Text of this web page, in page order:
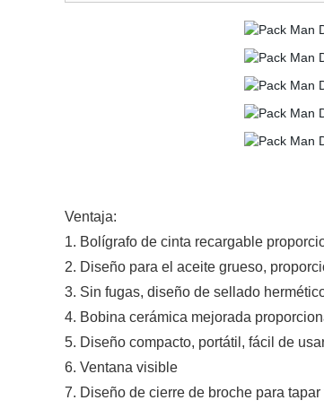
Ventaja:
1. Bolígrafo de cinta recargable
2. Diseño para el aceite grueso,
3. Sin fugas, diseño de sellado
4. Bobina cerámica mejorada
5. Diseño compacto, portátil, fácil de
6. Ventana visible
7. Diseño de cierre de broche para